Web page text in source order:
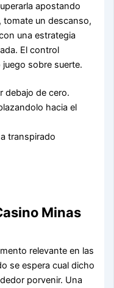
apostando
tomate un descanso,
una estrategia
El control
sobre suerte.
debajo de cero.
hacia el
transpirado
Minas
relevante en las
se espera cual dicho
porvenir. Una